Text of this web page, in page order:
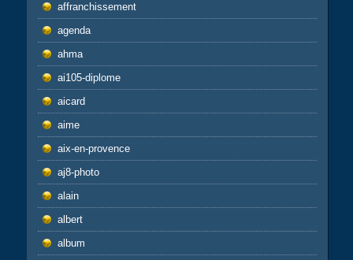
affranchissement
agenda
ahma
ai105-diplome
aicard
aime
aix-en-provence
aj8-photo
alain
albert
album